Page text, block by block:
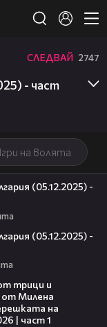
на волята
СЛЕДВАЙ 2747
- част
(05.12.2025) -
(05.12.2025) -
трици и
от Милена
на
| част 1